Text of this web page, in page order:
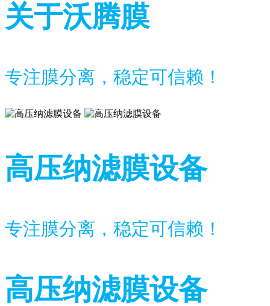
关于沃腾膜
专注膜分离，稳定可信赖！
高压纳滤膜设备
专注膜分离，稳定可信赖！
高压纳滤膜设备